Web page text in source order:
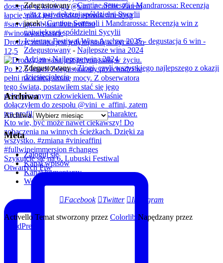
Drodzy, zmiana jest jedyną stałą w życiu. Po
12,5
Szykujcie się na 6. Lubuski Festiwal
Otwartych Piw
Zdegustowany-Cantine Settesoli i Mandrarossa: Recenzja
win z największej spółdzielni Sycylii
jacek-Cantine Settesoli i Mandrarossa: Recenzja win z
największej spółdzielni Sycylii
Jesienny Festiwal Wina Auchan 2025 - degustacja 6 win -
Zdegustowany - Najlepsze wina 2024
Adrian-Najlepsze wina 2024
Zdegustowany-Złogi, czyli wszystkiego najlepszego z okazji
dziesięciolecia
Archiwa
Archiwa
Meta
Zaloguj się
Kanał wpisów
Kanał komentarzy
WordPress.org
Facebook Twitter Instagram
Activello Temat stworzony przez Colorlib Napędzany przez
WordPress